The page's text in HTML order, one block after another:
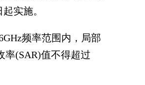
实施。
频率范围内，局部
率(SAR)值不得超过